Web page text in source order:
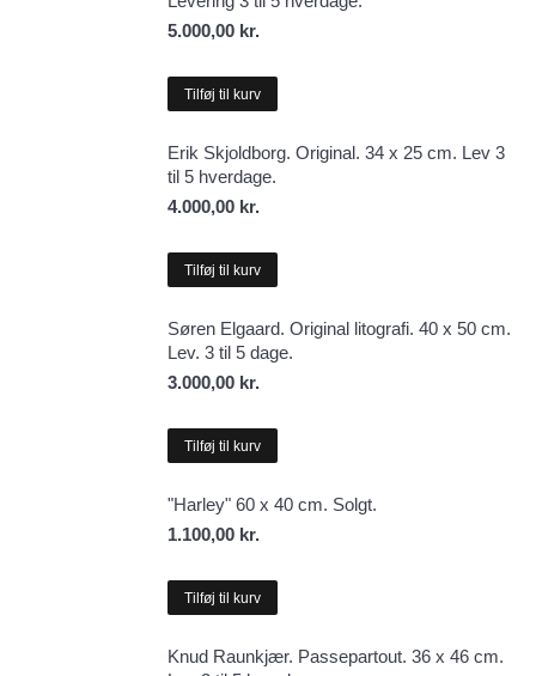
5.000,00 kr.
Tilføj til kurv
Erik Skjoldborg. Original. 34 x 25 cm. Lev 3
til 5 hverdage.
4.000,00 kr.
Tilføj til kurv
Søren Elgaard. Original litografi. 40 x 50 cm.
Lev. 3 til 5 dage.
3.000,00 kr.
Tilføj til kurv
"Harley" 60 x 40 cm. Solgt.
1.100,00 kr.
Tilføj til kurv
Knud Raunkjær. Passepartout. 36 x 46 cm.